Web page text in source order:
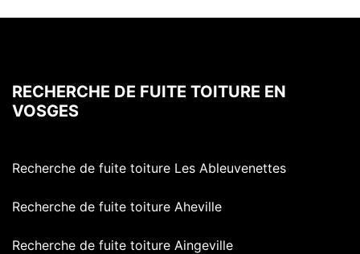
RECHERCHE DE FUITE TOITURE EN
VOSGES
Recherche de fuite toiture Les Ableuvenettes
Recherche de fuite toiture Aheville
Recherche de fuite toiture Aingeville